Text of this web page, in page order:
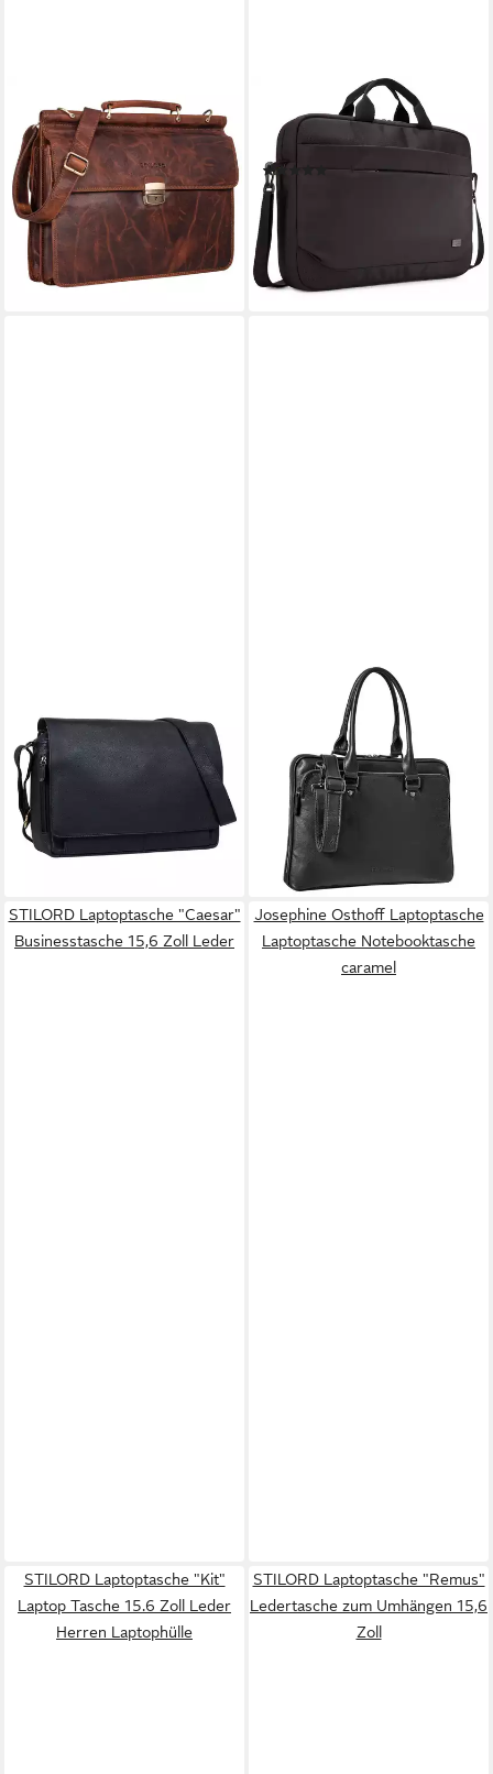
Laptoptasche "Stephan"
Laptoptasche 15,6 Zoll
Herren Leder
189,90 € UVP229,90 €
-17%
lieferbar - in 2-3 Werktagen bei dir
Laptoptasche Advantage
Laptop Attache Black
(2)
ab 39,99 €
lieferbar - in 2-3 Werktagen bei dir
Leder Umhängetasche
147,90 €
lieferbar - in 2-3 Werktagen bei dir
Laptoptasche "Joanna"
Laptoptasche Damen Elegant
Leder
139,90 € UVP 159,90 €
-13%
lieferbar - in 2-3 Werktagen bei dir
STILORD Laptoptasche "Caesar"
Businesstasche 15,6 Zoll Leder
Josephine Osthoff Laptoptasche
Laptoptasche Notebooktasche
caramel
STILORD Laptoptasche "Kit"
Laptop Tasche 15.6 Zoll Leder
Herren Laptophülle
STILORD Laptoptasche "Remus"
Ledertasche zum Umhängen 15,6
Zoll